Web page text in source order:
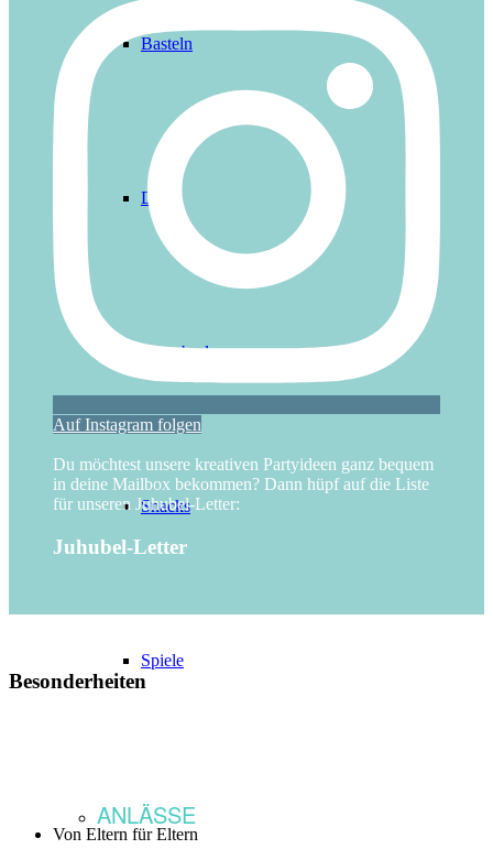
Basteln
Deko
Mitgebsel
Snacks
Spiele
ANLÄSSE
Auf Instagram folgen
Du möchtest unsere kreativen Partyideen ganz bequem
in deine Mailbox bekommen? Dann hüpf auf die Liste
für unseren Juhubel-Letter:
Juhubel-Letter
Besonderheiten
Von Eltern für Eltern